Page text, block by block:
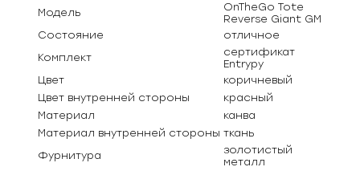
Модель
OnTheGo Tote
Reverse Giant GM
Состояние
отличное
Комплект
сертификат
Entrypy
Цвет
коричневый
Цвет внутренней стороны
красный
Материал
канва
Материал внутренней стороны ткань
Фурнитура
золотистый
металл